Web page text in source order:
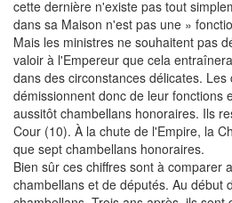
cette dernière n'existe pas tout
dans sa Maison n'est pas une »
Mais les ministres ne souhaitent pas
valoir à l'Empereur que cela
dans des circonstances délicates. Les
démissionnent donc de leur fonctions
aussitôt chambellans honoraires. Ils
Cour (10). À la chute de l'Empire, la
que sept chambellans honoraires.
Bien sûr ces chiffres sont à comparer
chambellans et de députés. Au début